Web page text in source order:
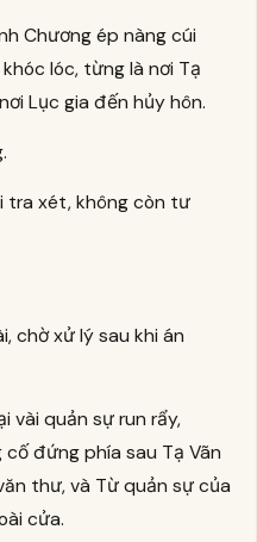
Chương ép nàng cúi
lóc, từng là nơi Tạ
Lục gia đến hủy hôn.
tra xét, không còn tư
chờ xử lý sau khi án
vài quản sự run rẩy,
đứng phía sau Tạ Vãn
thư, và Từ quản sự của
cửa.